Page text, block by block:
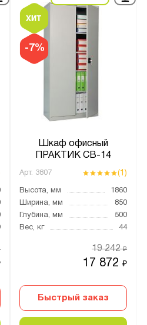
-7%
Шкаф офисный
ПРАКТИК СВ-14
Арт. 3807 (1)
Высота, мм
1860
Ширина, мм
850
Глубина, мм
500
Вес, кг
44
17 872₽
19 242₽
Быстрый заказ